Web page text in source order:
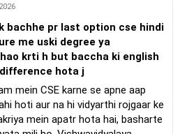
bachhe pr last option cse hindi
me uski degree ya
krti h but baccha ki english
hota j
mein CSE karne se apne aap
hoti aur na hi vidyarthi rojgaar ke
mein apatr hota hai, basharte